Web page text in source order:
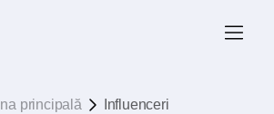
principală Influenceri